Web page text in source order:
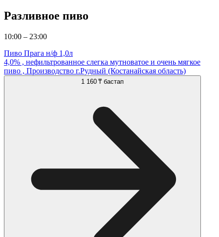
Разливное пиво
10:00 – 23:00
Пиво Прага н/ф 1,0л
4,0% , нефильтрованное слегка мутноватое и очень мягкое
пиво , Производство г.Рудный (Костанайская область)
1 160 ₸ бастап